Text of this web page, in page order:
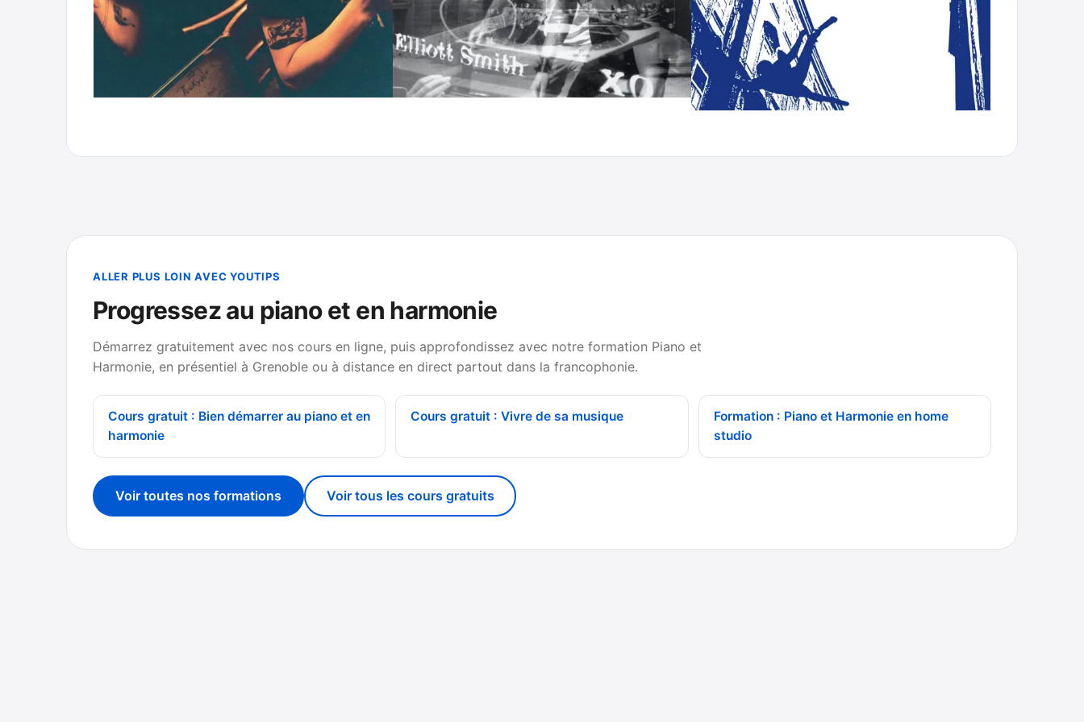
ALLER PLUS LOIN AVEC YOUTIPS
Progressez au piano et en harmonie
Démarrez gratuitement avec nos cours en ligne, puis approfondissez avec notre formation Piano et
Harmonie, en présentiel à Grenoble ou à distance en direct partout dans la francophonie.
Cours gratuit : Bien démarrer au piano et en
harmonie
Cours gratuit : Vivre de sa musique
Formation : Piano et Harmonie en home
studio
Voir toutes nos formations Voir tous les cours gratuits